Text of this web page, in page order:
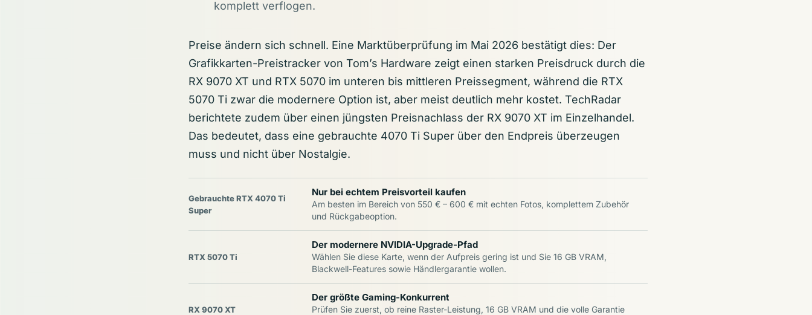
komplett verflogen.
Preise ändern sich schnell. Eine Marktüberprüfung im Mai 2026 bestätigt dies: Der
Grafikkarten-Preistracker von Tom’s Hardware zeigt einen starken Preisdruck durch die
RX 9070 XT und RTX 5070 im unteren bis mittleren Preissegment, während die RTX
5070 Ti zwar die modernere Option ist, aber meist deutlich mehr kostet. TechRadar
berichtete zudem über einen jüngsten Preisnachlass der RX 9070 XT im Einzelhandel.
Das bedeutet, dass eine gebrauchte 4070 Ti Super über den Endpreis überzeugen
muss und nicht über Nostalgie.
Gebrauchte RTX 4070 Ti
Super
Nur bei echtem Preisvorteil kaufen
Am besten im Bereich von 550 € – 600 € mit echten Fotos, komplettem Zubehör
und Rückgabeoption.
RTX 5070 Ti
Der modernere NVIDIA-Upgrade-Pfad
Wählen Sie diese Karte, wenn der Aufpreis gering ist und Sie 16 GB VRAM,
Blackwell-Features sowie Händlergarantie wollen.
RX 9070 XT
Der größte Gaming-Konkurrent
Prüfen Sie zuerst, ob reine Raster-Leistung, 16 GB VRAM und die volle Garantie